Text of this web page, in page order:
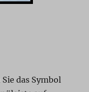
das Symbol